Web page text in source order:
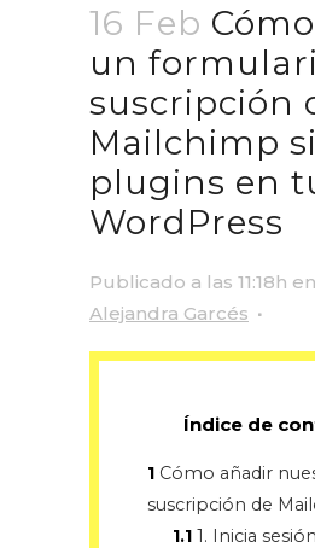
16 Feb
un
suscripción
Mailchimp
plugins en
WordPress
Publicado a las 11:18h en
Alejandra Garcés
Índice de
1 Cómo añadir
suscripción de
1.1 1. Inicia